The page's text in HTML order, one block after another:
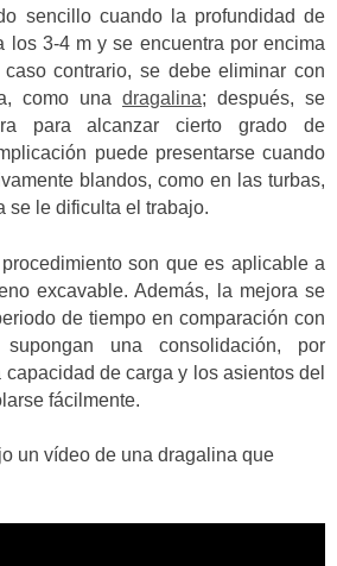
sencillo cuando la profundidad de
los 3-4 m y se encuentra por encima
caso contrario, se debe eliminar con
como una dragalina; después, se
para alcanzar cierto grado de
puede presentarse cuando
blandos, como en las turbas,
se le dificulta el trabajo.
son que es aplicable a
excavable. Además, la mejora se
de tiempo en comparación con
una consolidación, por
de carga y los asientos del
fácilmente.
un vídeo de una dragalina que